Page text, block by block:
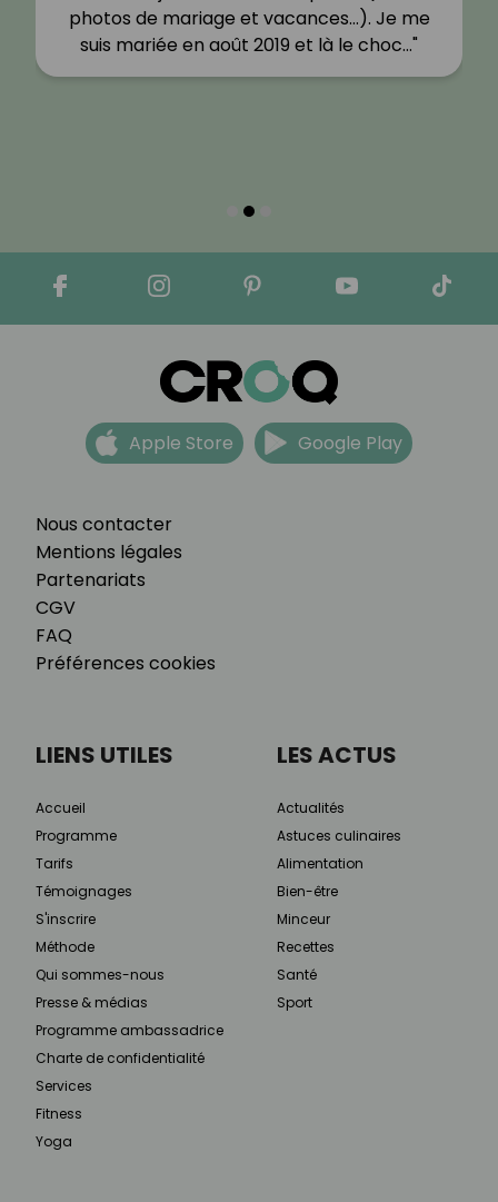
photos de mariage et vacances…). Je me
suis mariée en août 2019 et là le choc…"
Nous contacter
Mentions légales
Partenariats
CGV
FAQ
Préférences cookies
Apple Store Google Play
LIENS UTILES
Accueil
Programme
Tarifs
Témoignages
S'inscrire
Méthode
Qui sommes-nous
Presse & médias
Programme ambassadrice
Charte de confidentialité
Services
Fitness
Yoga
LES ACTUS
Actualités
Astuces culinaires
Alimentation
Bien-être
Minceur
Recettes
Santé
Sport